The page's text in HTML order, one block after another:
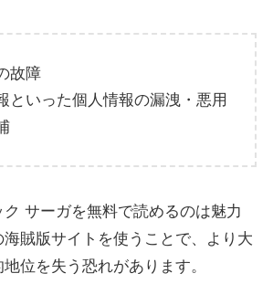
故障
といった個人情報の漏洩・悪用
サーガを無料で読めるのは魅力
賊版サイトを使うことで、より大
位を失う恐れがあります。